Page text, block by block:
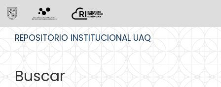
REPOSITORIO INSTITUCIONAL UAQ
Buscar